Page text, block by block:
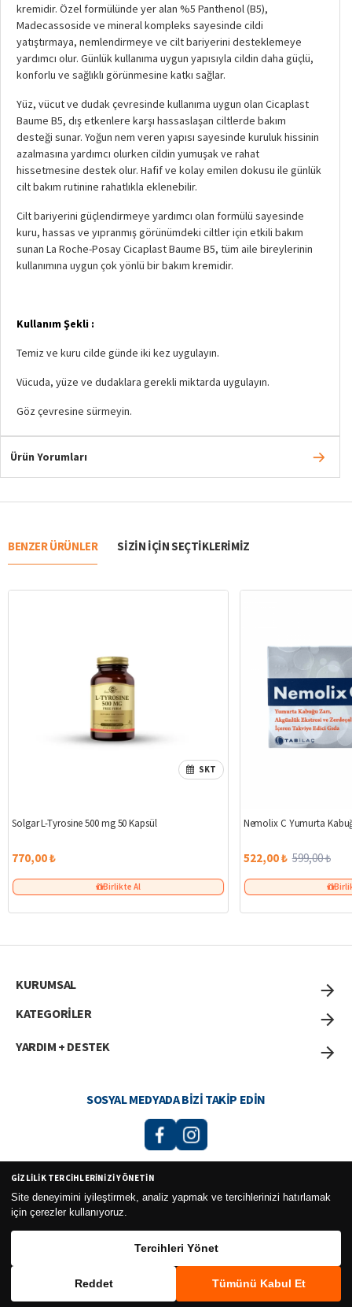
WhatsApp Sepete Ekle
kremidir. Özel formülünde yer alan %5 Panthenol (B5),
Madecassoside ve mineral kompleks sayesinde cildi
yatıştırmaya, nemlendirmeye ve cilt bariyerini desteklemeye
yardımcı olur. Günlük kullanıma uygun yapısıyla cildin daha güçlü,
konforlu ve sağlıklı görünmesine katkı sağlar.
Yüz, vücut ve dudak çevresinde kullanıma uygun olan Cicaplast
Baume B5, dış etkenlere karşı hassaslaşan ciltlerde bakım
desteği sunar. Yoğun nem veren yapısı sayesinde kuruluk hissinin
azalmasına yardımcı olurken cildin yumuşak ve rahat
hissetmesine destek olur. Hafif ve kolay emilen dokusu ile günlük
cilt bakım rutinine rahatlıkla eklenebilir.
Cilt bariyerini güçlendirmeye yardımcı olan formülü sayesinde
kuru, hassas ve yıpranmış görünümdeki ciltler için etkili bakım
sunan La Roche-Posay Cicaplast Baume B5, tüm aile bireylerinin
kullanımına uygun çok yönlü bir bakım kremidir.
Kullanım Şekli :
Temiz ve kuru cilde günde iki kez uygulayın.
​Vücuda, yüze ve dudaklara gerekli miktarda uygulayın.
Göz çevresine sürmeyin.
Ürün Yorumları
BENZER ÜRÜNLER SIZIN IÇIN SEÇTIKLERIMIZ
SKT
Solgar L-Tyrosine 500 mg 50 Kapsül
770,00 ₺
Birlikte Al
Nemolix C Yumurta
522,00 ₺ 599,00 ₺
KURUMSAL
KATEGORİLER
YARDIM + DESTEK
SOSYAL MEDYADA BIZI TAKIP EDIN
Curesel Turizm Ticaret Limited Şirketi 2026 ©
GIZLILIK TERCIHLERINIZI YÖNETIN
Site deneyimini iyileştirmek, analiz yapmak ve tercihlerinizi hatırlamak
için çerezler kullanıyoruz.
Tercihleri Yönet
Reddet Tümünü Kabul Et